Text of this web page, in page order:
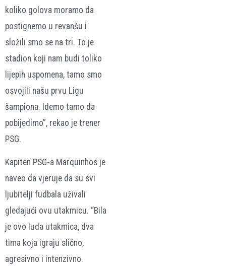
koliko golova moramo da
postignemo u revanšu i
složili smo se na tri. To je
stadion koji nam budi toliko
lijepih uspomena, tamo smo
osvojili našu prvu Ligu
šampiona. Idemo tamo da
pobijedimo”, rekao je trener
PSG.
Kapiten PSG-a Marquinhos je
naveo da vjeruje da su svi
ljubitelji fudbala uživali
gledajući ovu utakmicu. “Bila
je ovo luda utakmica, dva
tima koja igraju slično,
agresivno i intenzivno.